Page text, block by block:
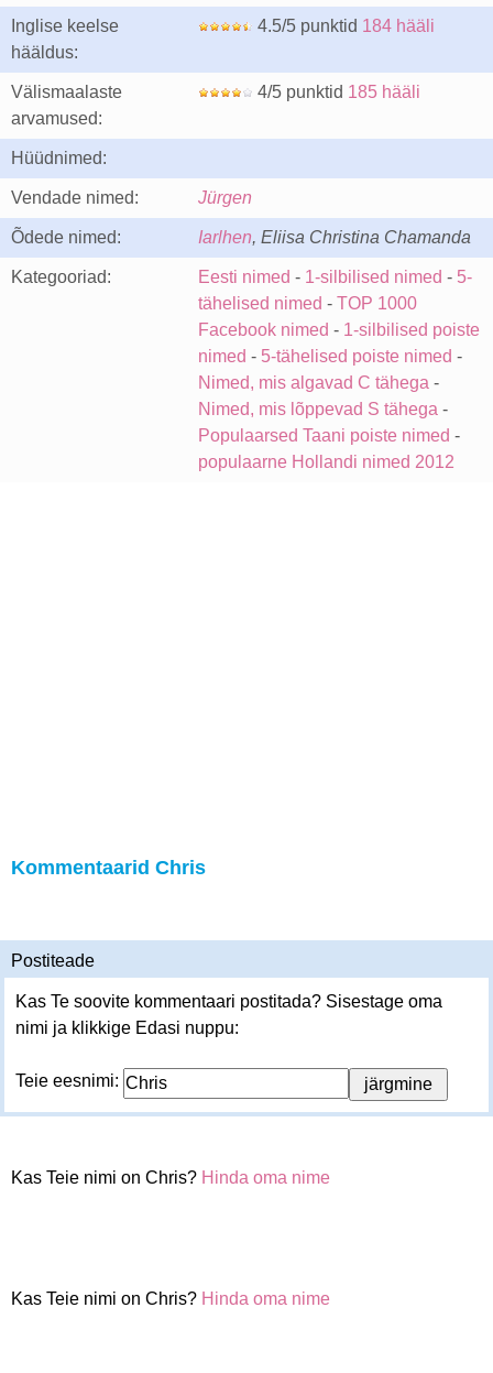
Inglise keelse
hääldus:
4.5/5 punktid 184 hääli
Välismaalaste
arvamused:
4/5 punktid 185 hääli
Hüüdnimed:
Vendade nimed: Jürgen
Õdede nimed: Iarlhen, Eliisa Christina Chamanda
Kategooriad: Eesti nimed - 1-silbilised nimed - 5-
tähelised nimed - TOP 1000
Facebook nimed - 1-silbilised poiste
nimed - 5-tähelised poiste nimed -
Nimed, mis algavad C tähega -
Nimed, mis lõppevad S tähega -
Populaarsed Taani poiste nimed -
populaarne Hollandi nimed 2012
Kommentaarid Chris
Postiteade
Kas Te soovite kommentaari postitada? Sisestage oma
nimi ja klikkige Edasi nuppu:
Teie eesnimi:
Kas Teie nimi on Chris? Hinda oma nime
Kas Teie nimi on Chris? Hinda oma nime